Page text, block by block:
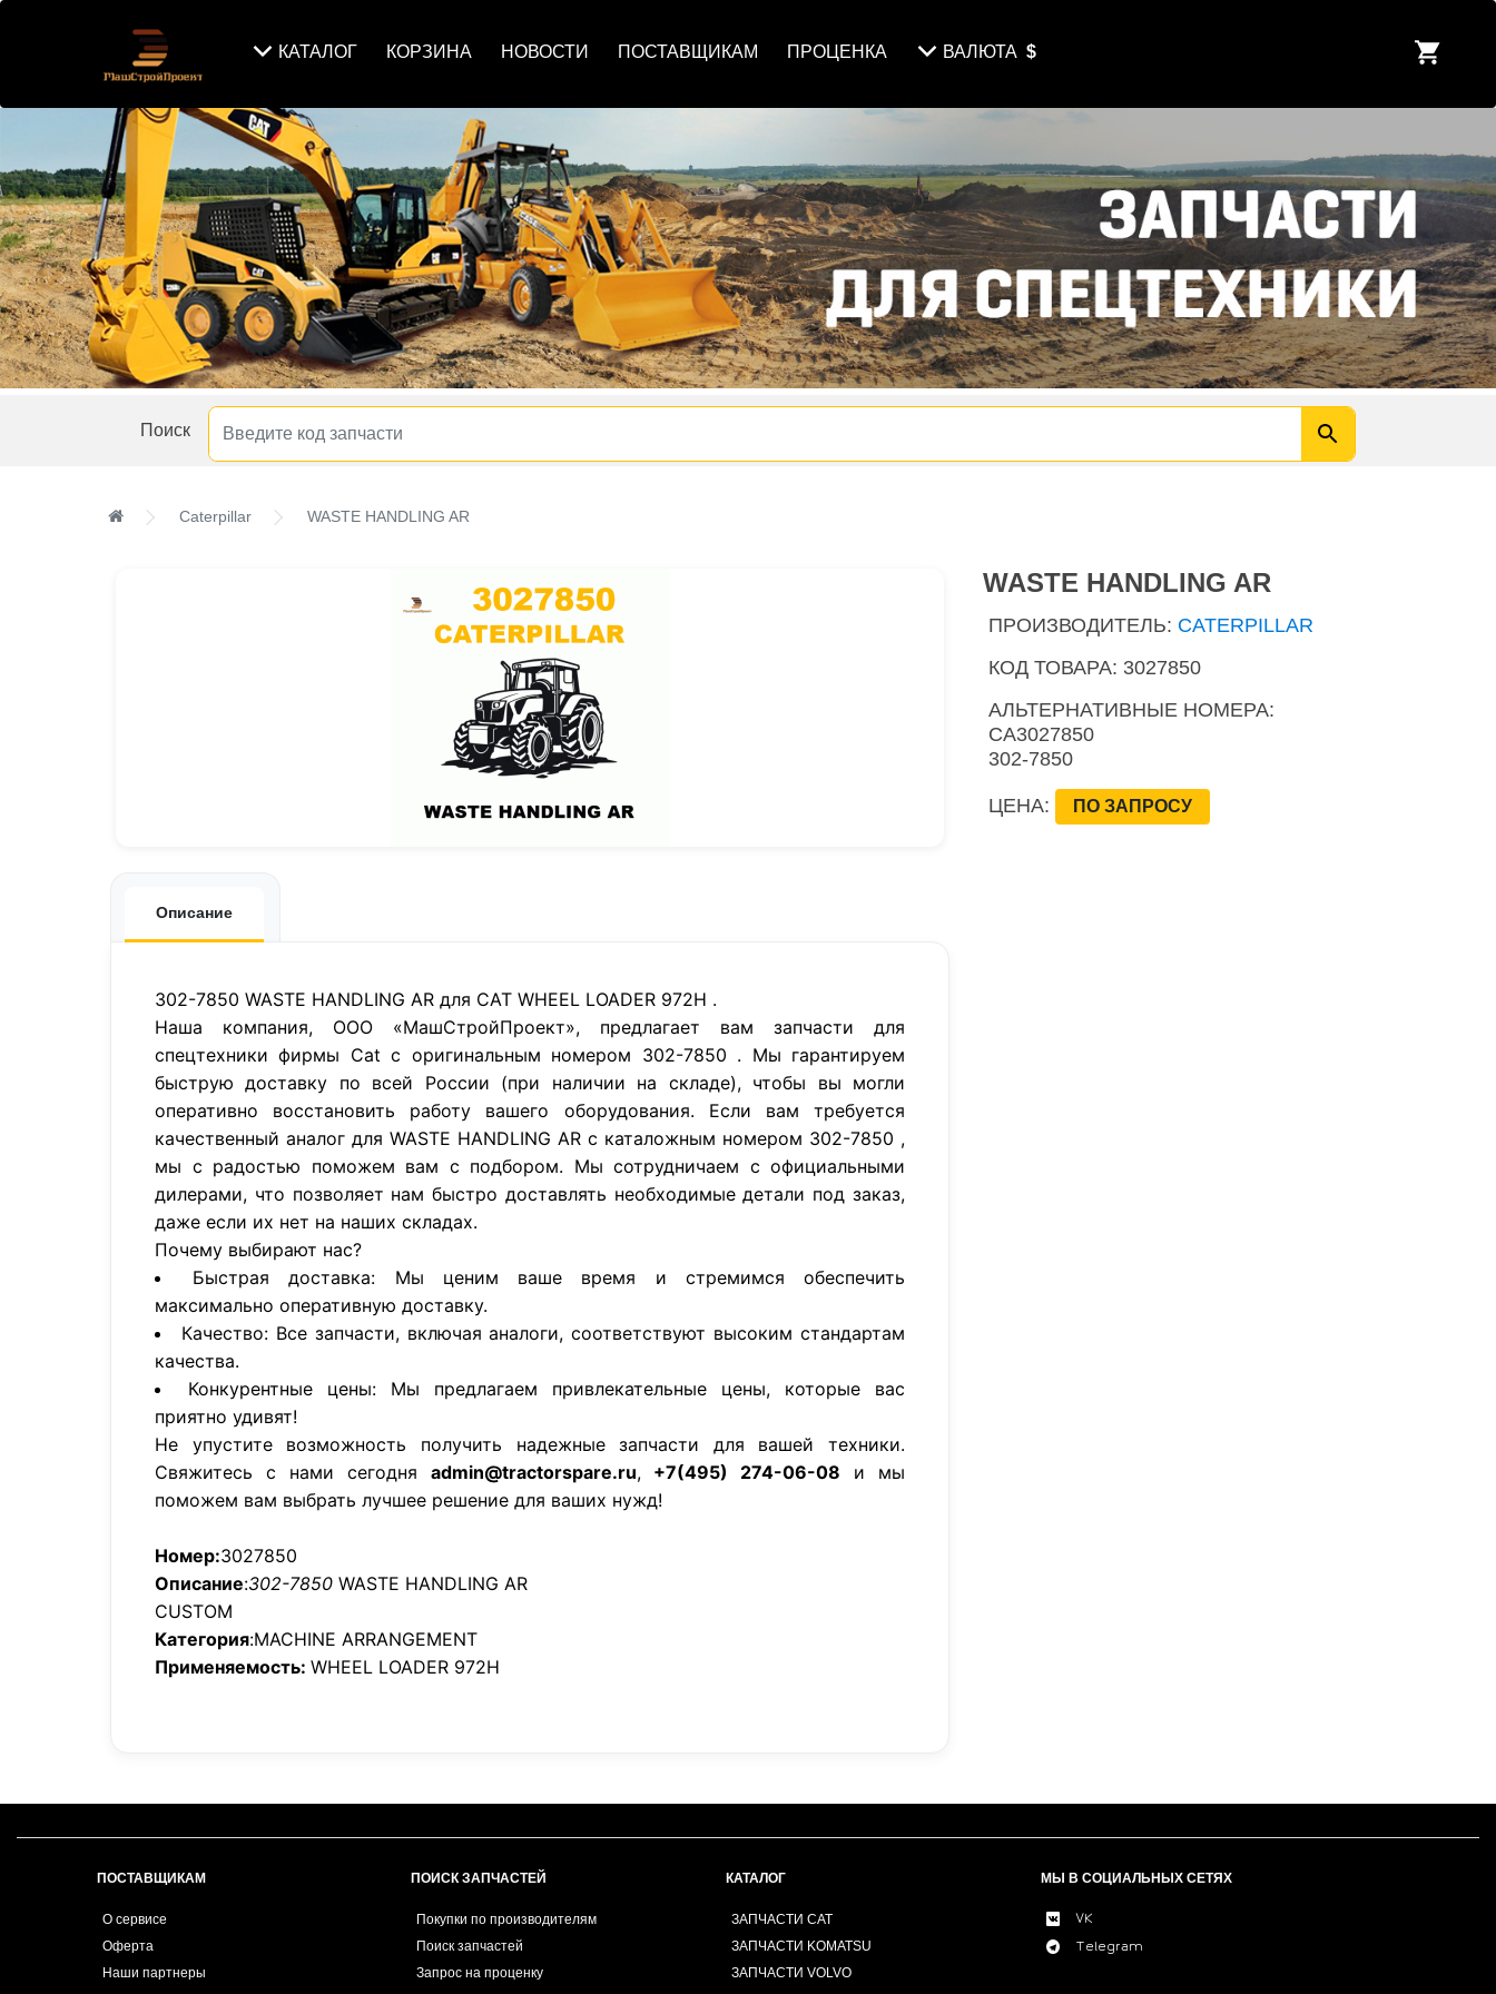
КАТАЛОГ КОРЗИНА НОВОСТИ ПОСТАВЩИКАМ ПРОЦЕНКА ВАЛЮТА $
Поиск
Caterpillar WASTE HANDLING AR
Описание
302-7850 WASTE HANDLING AR для CAT WHEEL LOADER 972H .
Наша компания, ООО «МашСтройПроект», предлагает вам запчасти для
спецтехники фирмы Cat с оригинальным номером 302-7850 . Мы гарантируем
быструю доставку по всей России (при наличии на складе), чтобы вы могли
оперативно восстановить работу вашего оборудования. Если вам требуется
качественный аналог для WASTE HANDLING AR с каталожным номером 302-7850 ,
мы с радостью поможем вам с подбором. Мы сотрудничаем с официальными
дилерами, что позволяет нам быстро доставлять необходимые детали под заказ,
даже если их нет на наших складах.
Почему выбирают нас?
Быстрая доставка: Мы ценим ваше время и стремимся обеспечить
максимально оперативную доставку.
Качество: Все запчасти, включая аналоги, соответствуют высоким стандартам
качества.
Конкурентные цены: Мы предлагаем привлекательные цены, которые вас
приятно удивят!
Не упустите возможность получить надежные запчасти для вашей техники.
Свяжитесь с нами сегодня admin@tractorspare.ru, +7(495) 274-06-08 и мы
поможем вам выбрать лучшее решение для ваших нужд!
Номер:3027850
Описание:302-7850 WASTE HANDLING AR
CUSTOM
Категория:MACHINE ARRANGEMENT
Применяемость: WHEEL LOADER 972H
WASTE HANDLING AR
ПРОИЗВОДИТЕЛЬ: CATERPILLAR
КОД ТОВАРА: 3027850
АЛЬТЕРНАТИВНЫЕ НОМЕРА:
CA3027850
302-7850
ЦЕНА: ПО ЗАПРОСУ
ПОСТАВЩИКАМ
О сервисе
Оферта
Наши партнеры
ПОИСК ЗАПЧАСТЕЙ
Покупки по производителям
Поиск запчастей
Запрос на проценку
КАТАЛОГ
ЗАПЧАСТИ CAT
ЗАПЧАСТИ KOMATSU
ЗАПЧАСТИ VOLVO
МЫ В СОЦИАЛЬНЫХ СЕТЯХ
VK
Telegram